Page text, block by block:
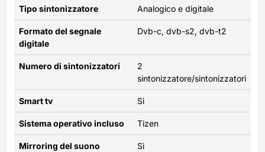
Tipo sintonizzatore Analogico e digitale
Formato del segnale
digitale
Dvb-c, dvb-s2, dvb-t2
Numero di sintonizzatori
2
sintonizzatore/sintonizzatori
Smart tv Sì
Sistema operativo incluso Tizen
Mirroring del suono Sì